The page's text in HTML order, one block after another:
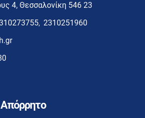
4, Θεσσαλονίκη 546 23
, 2310251960